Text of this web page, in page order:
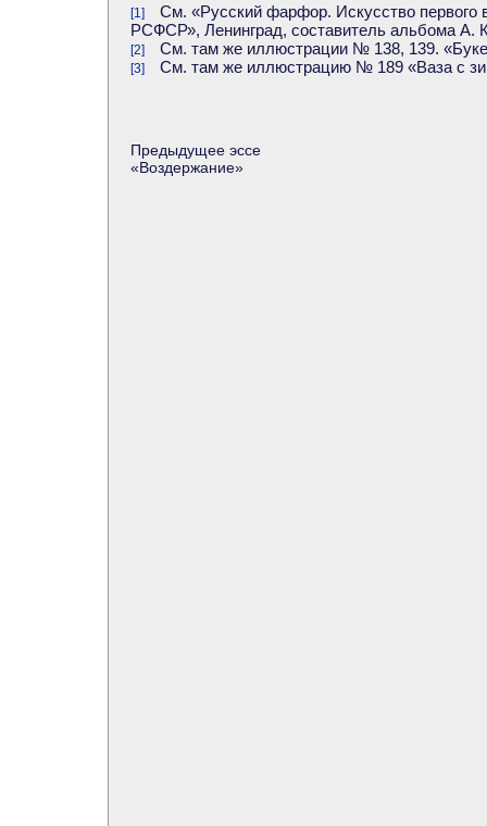
[1]
См. «Русский фарфор. Искусство первого
РСФСР», Ленинград, составитель альбома А.
[2] См. там же иллюстрации № 138, 139.
[3] См. там же иллюстрацию № 189 «Ваза с
Предыдущее эссе
«Воздержание»